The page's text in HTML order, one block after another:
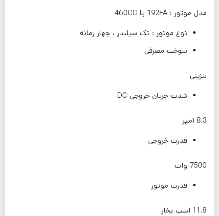
مدل موتور : 192FA یا 460CC
نوع موتور : تک سیلندر ، چهار زمانه
سوخت مصرفی
بنزینی
شدت جریان خروجی DC
8.3 آمپر
قدرت خروجی
7500 وات
قدرت موتور
11.8 اسب بخار